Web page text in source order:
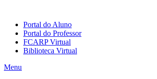
Portal do Aluno
Portal do Professor
FCARP Virtual
Biblioteca Virtual
Menu